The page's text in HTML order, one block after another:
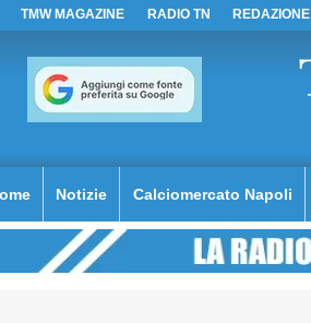
TMW MAGAZINE RADIO TN REDAZIONE
Notizie Calciomercato Napoli